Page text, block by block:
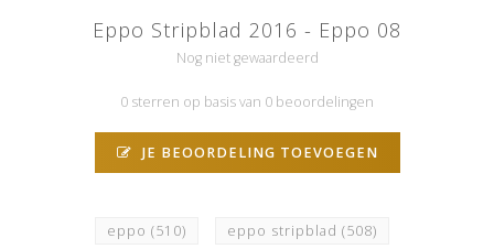
Eppo Stripblad 2016 - Eppo 08
Nog niet gewaardeerd
0 sterren op basis van 0 beoordelingen
JE BEOORDELING TOEVOEGEN
eppo (510) eppo stripblad (508)